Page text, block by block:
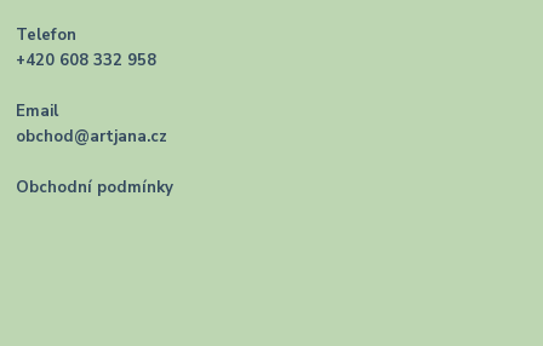
Telefon
+420 608 332 958
Email
obchod@artjana.cz
Obchodní podmínky